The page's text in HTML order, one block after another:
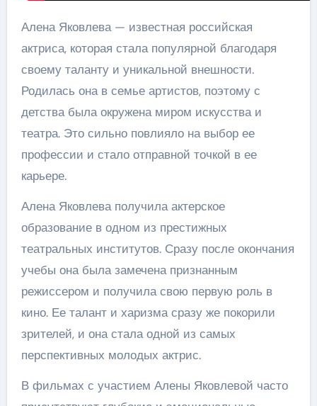
Алена Яковлева — известная российская
актриса, которая стала популярной благодаря
своему таланту и уникальной внешности.
Родилась она в семье артистов, поэтому с
детства была окружена миром искусства и
театра. Это сильно повлияло на выбор ее
профессии и стало отправной точкой в ее
карьере.
Алена Яковлева получила актерское
образование в одном из престижных
театральных институтов. Сразу после окончания
учебы она была замечена признанным
режиссером и получила свою первую роль в
кино. Ее талант и харизма сразу же покорили
зрителей, и она стала одной из самых
перспективных молодых актрис.
В фильмах с участием Алены Яковлевой часто